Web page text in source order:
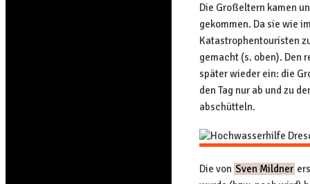
Die Großeltern kamen
gekommen. Da sie wie
Katastrophentouristen
gemacht (s. oben). Den
später wieder ein: die
den Tag nur ab und zu
abschütteln.
Die von Sven Mildner